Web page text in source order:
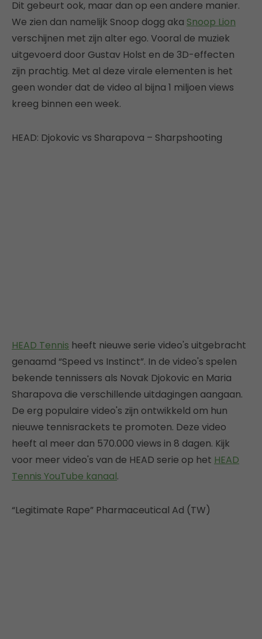
Dit gebeurt ook, maar dan op een andere manier.
We zien dan namelijk Snoop dogg aka Snoop Lion
verschijnen met zijn alter ego. Vooral de muziek
uitgevoerd door Gustav Holst en de 3D-effecten
zijn prachtig. Met al deze virale elementen is het
geen wonder dat de video al bijna 1 miljoen views
kreeg binnen een week.
HEAD: Djokovic vs Sharapova – Sharpshooting
HEAD Tennis heeft nieuwe serie video's uitgebracht
genaamd “Speed vs Instinct”. In de video's spelen
bekende tennissers als Novak Djokovic en Maria
Sharapova die verschillende uitdagingen aangaan.
De erg populaire video's zijn ontwikkeld om hun
nieuwe tennisrackets te promoten. Deze video
heeft al meer dan 570.000 views in 8 dagen. Kijk
voor meer video's van de HEAD serie op het HEAD
Tennis YouTube kanaal.
“Legitimate Rape” Pharmaceutical Ad (TW)